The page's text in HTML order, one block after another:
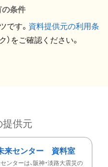
の条件
です。 資料提供元の利用条
）をご確認ください。
提供元
来センター 資料室
ンターは、阪神・淡路大震災の